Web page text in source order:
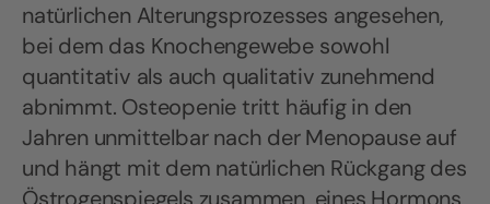
natürlichen Alterungsprozesses angesehen,
bei dem das Knochengewebe sowohl
quantitativ als auch qualitativ zunehmend
abnimmt. Osteopenie tritt häufig in den
Jahren unmittelbar nach der Menopause auf
und hängt mit dem natürlichen Rückgang des